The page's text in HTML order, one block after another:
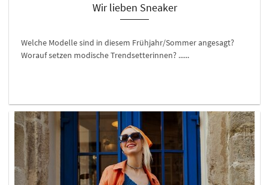
Wir lieben Sneaker
Welche Modelle sind in diesem Frühjahr/Sommer angesagt?
Worauf setzen modische Trendsetterinnen? ......